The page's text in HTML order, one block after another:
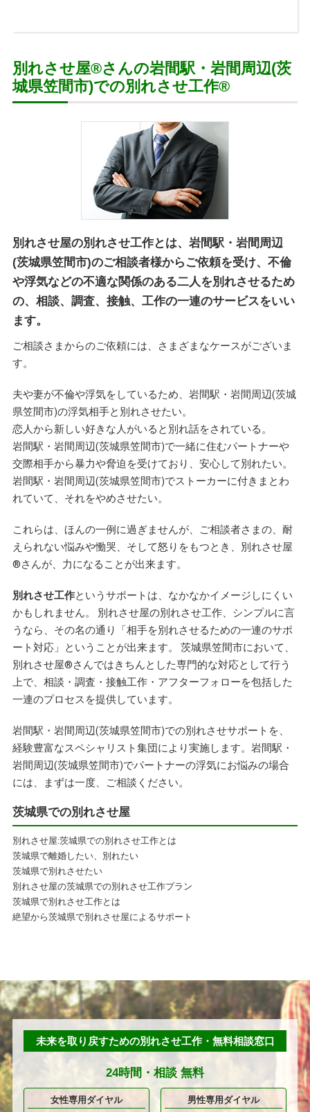
別れさせ屋®さんの岩間駅・岩間周辺(茨
城県笠間市)での別れさせ工作®
別れさせ屋の別れさせ工作とは、岩間駅・岩間周辺
(茨城県笠間市)のご相談者様からご依頼を受け、不倫
や浮気などの不適な関係のある二人を別れさせるため
の、相談、調査、接触、工作の一連のサービスをいい
ます。
ご相談さまからのご依頼には、さまざまなケースがございま
す。
夫や妻が不倫や浮気をしているため、岩間駅・岩間周辺(茨城
県笠間市)の浮気相手と別れさせたい。
恋人から新しい好きな人がいると別れ話をされている。
岩間駅・岩間周辺(茨城県笠間市)で一緒に住むパートナーや
交際相手から暴力や脅迫を受けており、安心して別れたい。
岩間駅・岩間周辺(茨城県笠間市)でストーカーに付きまとわ
れていて、それをやめさせたい。
これらは、ほんの一例に過ぎませんが、ご相談者さまの、耐
えられない悩みや慟哭、そして怒りをもつとき、別れさせ屋
®さんが、力になることが出来ます。
別れさせ工作というサポートは、なかなかイメージしにくい
かもしれません。 別れさせ屋の別れさせ工作、シンプルに言
うなら、その名の通り「相手を別れさせるための一連のサポ
ート対応」ということが出来ます。 茨城県笠間市において、
別れさせ屋®さんではきちんとした専門的な対応として行う
上で、相談・調査・接触工作・アフターフォローを包括した
一連のプロセスを提供しています。
岩間駅・岩間周辺(茨城県笠間市)での別れさせサポートを、
経験豊富なスペシャリスト集団により実施します。岩間駅・
岩間周辺(茨城県笠間市)でパートナーの浮気にお悩みの場合
には、まずは一度、ご相談ください。
茨城県での別れさせ屋
別れさせ屋:茨城県での別れさせ工作とは
茨城県で離婚したい、別れたい
茨城県で別れさせたい
別れさせ屋の茨城県での別れさせ工作プラン
茨城県で別れさせ工作とは
絶望から茨城県で別れさせ屋によるサポート
未来を取り戻すための別れさせ工作・無料相談窓口
24時間・ 相談 無料
女性専用ダイヤル 男性専用ダイヤル